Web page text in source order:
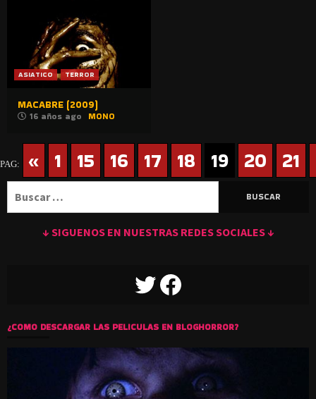
ASIATICO TERROR
MACABRE (2009)
16 años ago MONO
PAG: « 1 15 16 17 18 19 20 21
↓ SIGUENOS EN NUESTRAS REDES SOCIALES ↓
TWITTERFACEBOOK
¿COMO DESCARGAR LAS PELICULAS EN BLOGHORROR?